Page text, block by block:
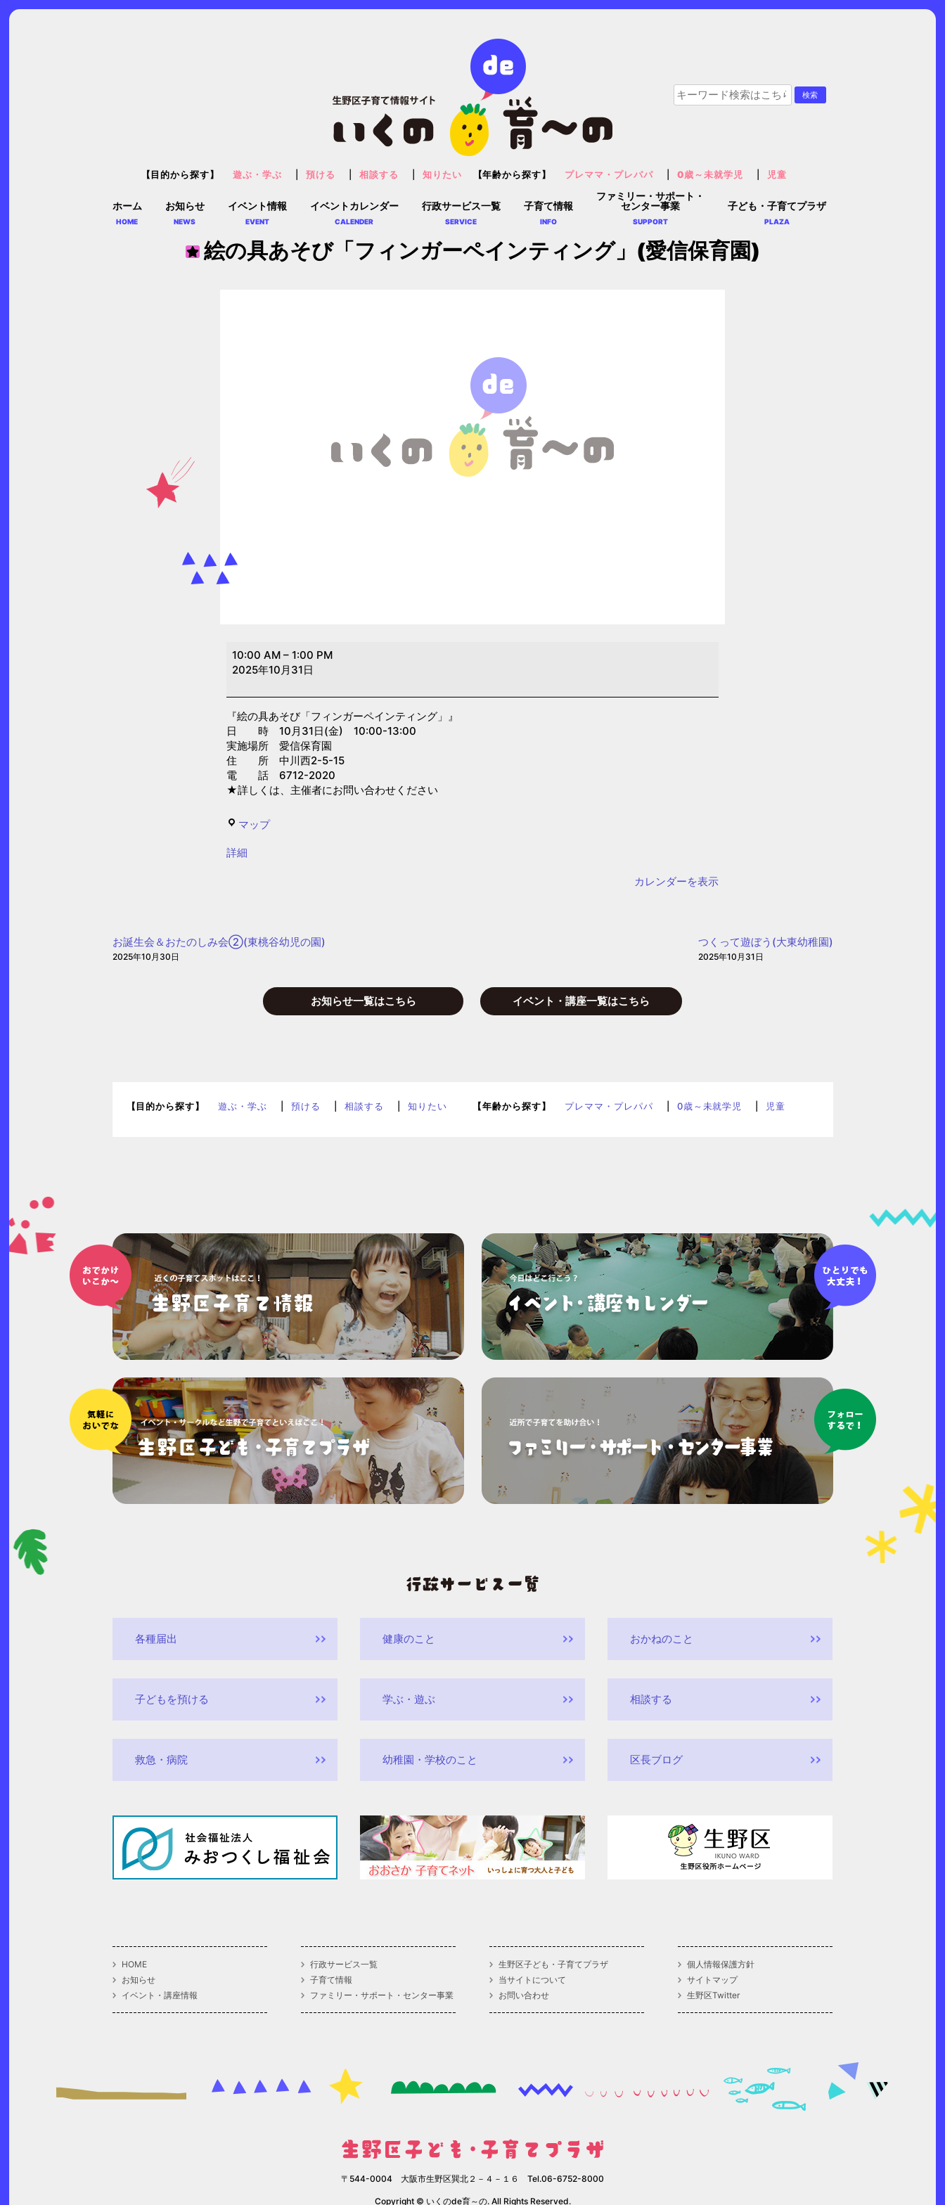
ホーム
HOME
お知らせ
NEWS
イベント情報
EVENT
イベントカレンダー
CALENDER
行政サービス一覧
SERVICE
子育て情報
INFO
ファミリー・サポート・
センター事業
SUPPORT
子ども・子育てプラザ
PLAZA
【目的から探す】 遊ぶ・学ぶ 預ける 相談する 知りたい 【年齢から探す】 プレママ・プレパパ 0歳～未就学児 児童
絵の具あそび「フィンガーペインティング」(愛信保育園)
絵
の
そ
び
「フ
ィ
ン
ペ
ン
10:00 AM – 1:00 PM
2025年10月31日
『絵の具あそび「フィンガーペインティング」』
日 時 10月31日(金) 10:00-13:00
実施場所 愛信保育園
住 所 中川西2-5-15
電 話 6712-2020
★詳しくは、主催者にお問い合わせください
マップ愛
{title}
詳細
カレンダーを表示
お誕生会＆おたのしみ会②(東桃谷幼児の園)
2025年10月30日
つくって遊ぼう(大東幼稚園)
2025年10月31日
お知らせ一覧はこちら イベント・講座一覧はこちら
【目的から探す】 遊ぶ・学ぶ 預ける 相談する 知りたい 【年齢から探す】 プレママ・プレパパ 0歳～未就学児 児童
各種届出 健康のこと おかねのこと
子どもを預ける 学ぶ・遊ぶ 相談する
救急・病院 幼稚園・学校のこと 区長ブログ
HOME
お知らせ
イベント・講座情報
行政サービス一覧
子育て情報
ファミリー・サポート・センター事業
生野区子ども・子育てプラザ
当サイトについて
お問い合わせ
個人情報保護方針
サイトマップ
生野区Twitter
〒544-0004 大阪市生野区巽北２－４－１６ Tel.06-6752-8000
Copyright © いくのde育～の. All Rights Reserved.